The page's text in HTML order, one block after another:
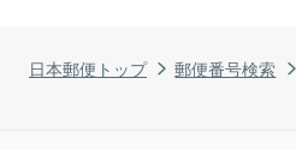
日本郵便トップ 郵便番号検索